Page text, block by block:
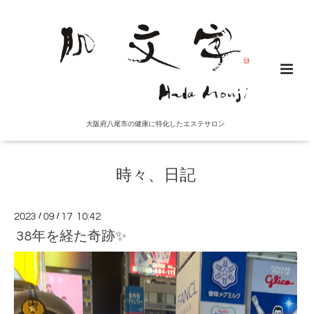
大阪府八尾市の健康に特化したエステサロン
時々、日記
2023 /09 / 17 10:42
38年を経た奇跡✨